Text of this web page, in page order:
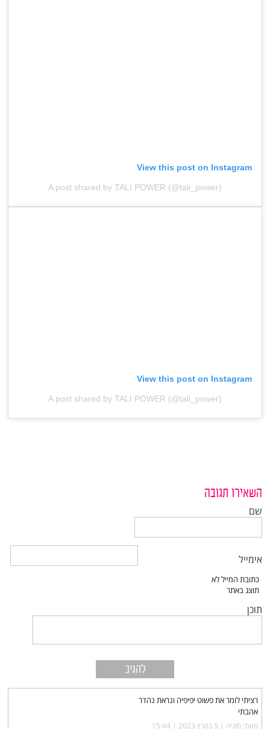
View this post on Instagram
A post shared by TALI POWER (@tali_power)
View this post on Instagram
A post shared by TALI POWER (@tali_power)
השאירו תגובה
שם
אימייל
תוכן
רציתי לומר את פשוט יפיפיה ונראת נהדר
אהבתי
מאת: סוניה |‏ 5 במרץ 2023 | 15:44